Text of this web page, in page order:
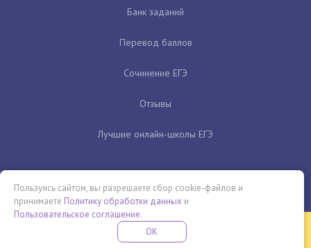
Банк заданий
Перевод баллов
Сочинение ЕГЭ
Отзывы
Лучшие онлайн-школы ЕГЭ
Бесплатная летняя школа
ПРОВЕДИ ЭТО ЛЕТО С ПОЛЬЗОЙ
Пользуясь сайтом, вы разрешаете сбор cookie-файлов и
принимаете Политику обработки данных и
Пользовательское соглашение.
OK